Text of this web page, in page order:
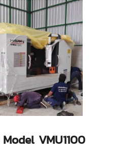
Model VMU1100